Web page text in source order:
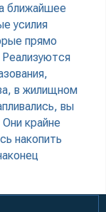
ближайшее
усилия
прямо
в жилищном
вы
крайне
накопить